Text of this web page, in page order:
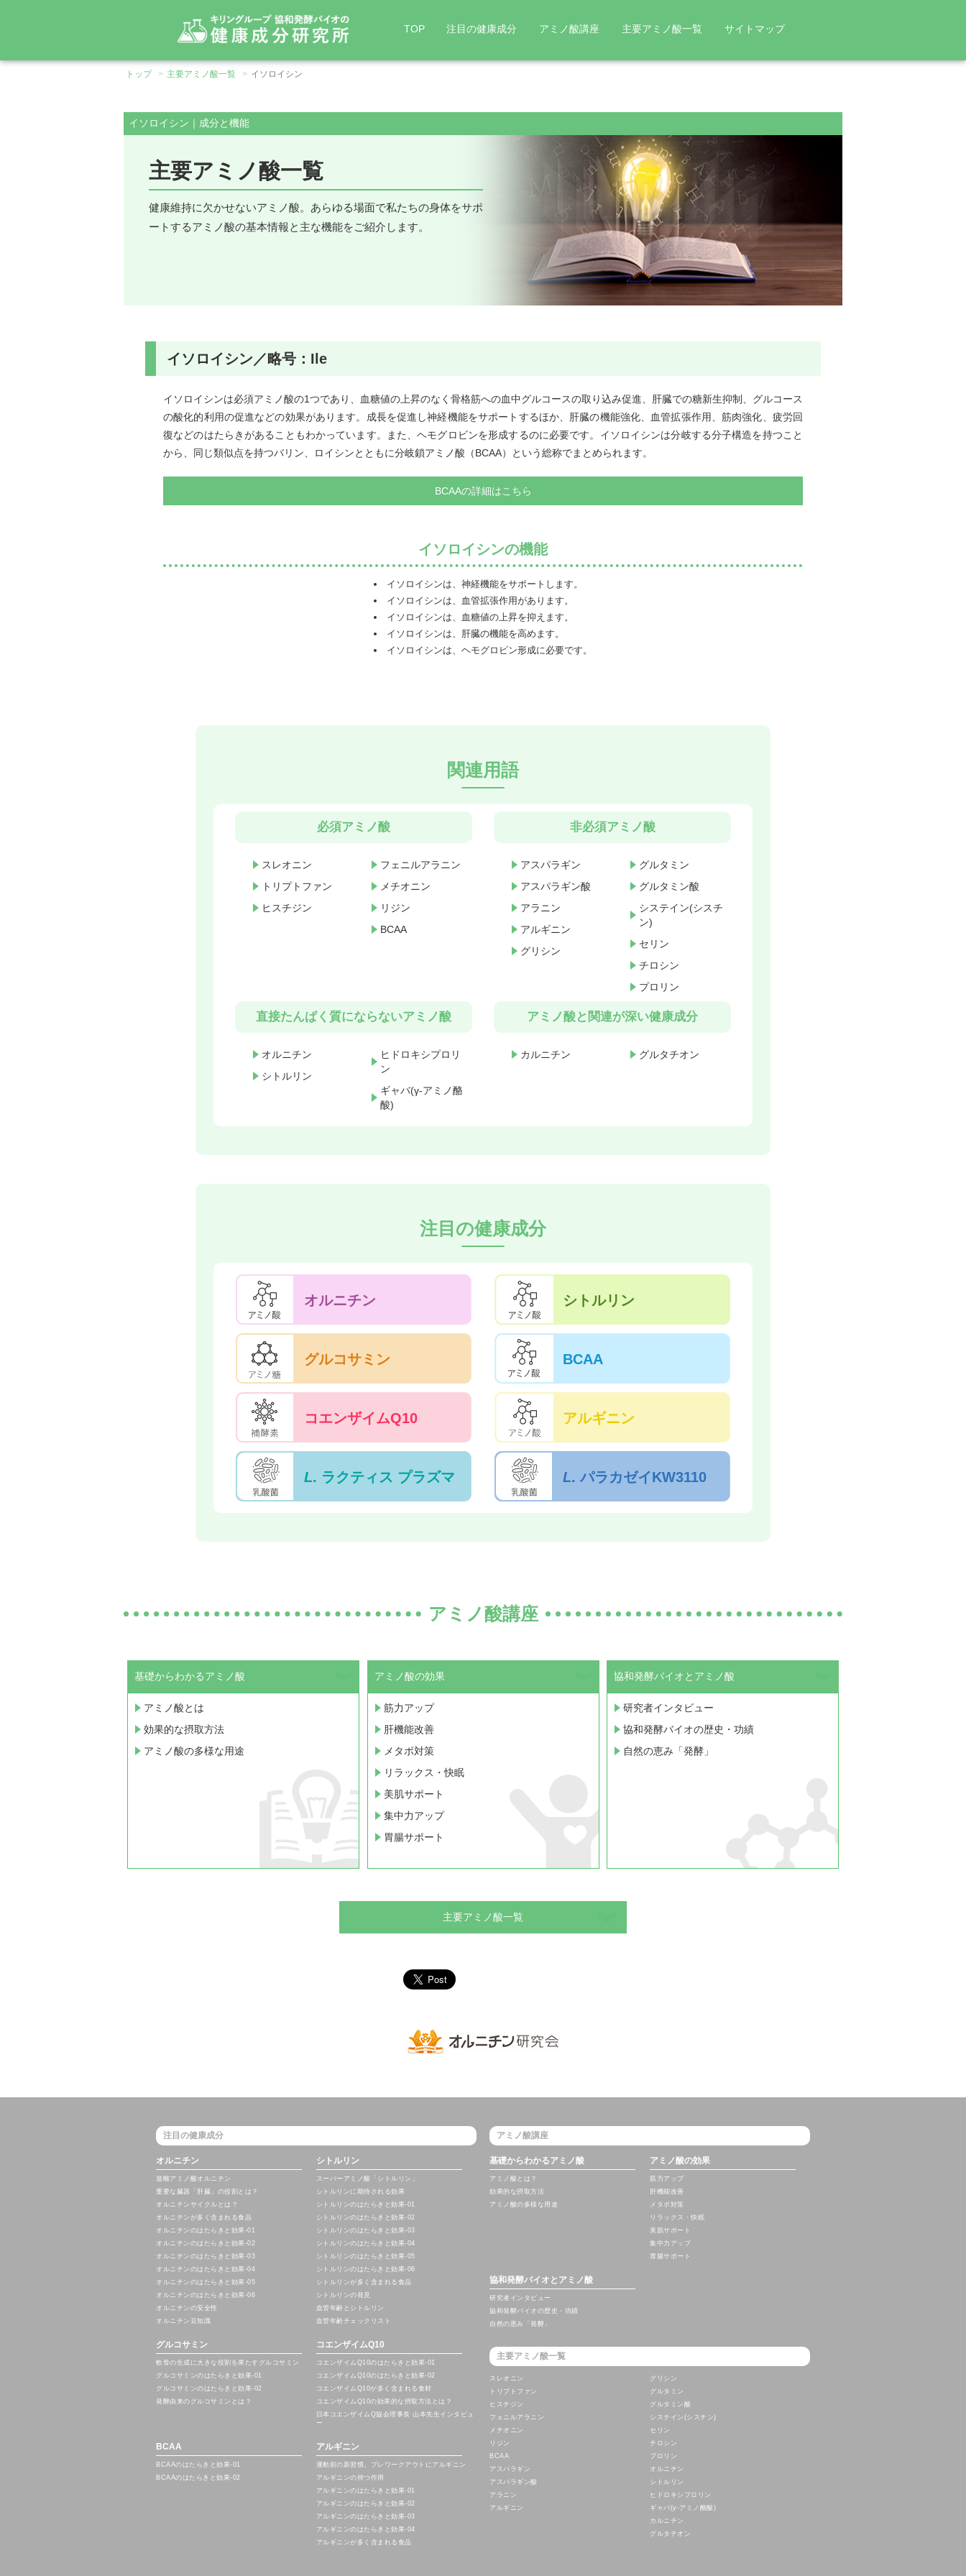
TOP 注目の健康成分
オルニチン シトルリン BCAA L. ラクティス
プラズマ
L
アミノ酸講座
基礎からわかるアミノ酸
> アミノ酸とは
> 効果的な摂取方法
アミノ酸の効果
> 筋力アップ
> 集中力アップ
> 胃腸サポート
協和発酵バイオとアミノ酸
> 研究者インタビュー
> 協和発酵バイオの歴史・功績
> 自然の恵み「発酵」
主要アミノ酸一覧
必須アミノ酸
> トリプトファン
> ヒスチジン
> メチオニン
> リジン
> BCAA
非必須アミノ酸
> アルギニン
> グリシン
直接タンパク質にならないアミノ酸
> オルニチン
> シトルリン
> ヒドロキシプロリン
> ギャバ(γ-アミノ酪酸)
アミノ酸と関連が深い健康成分
> カルニチン
> グルタチオン
サイトマップ
トップ 主要アミノ酸一覧 イソロイシン
イソロイシン｜成分と機能
主要アミノ酸一覧
健康維持に欠かせないアミノ酸。あらゆる場面で私たちの身体をサポ
ートするアミノ酸の基本情報と主な機能をご紹介します。
イソロイシン／略号：Ile
イソロイシンは必須アミノ酸の1つであり、血糖値の上昇のなく骨格筋への血中グルコースの取り込み促進、肝臓での糖新生抑制、グルコース
の酸化的利用の促進などの効果があります。成長を促進し神経機能をサポートするほか、肝臓の機能強化、血管拡張作用、筋肉強化、疲労回
復などのはたらきがあることもわかっています。また、ヘモグロビンを形成するのに必要です。イソロイシンは分岐する分子構造を持つこと
から、同じ類似点を持つバリン、ロイシンとともに分岐鎖アミノ酸（BCAA）という総称でまとめられます。
BCAAの詳細はこちら
イソロイシンの機能
イソロイシンは、神経機能をサポートします。
イソロイシンは、血管拡張作用があります。
イソロイシンは、血糖値の上昇を抑えます。
イソロイシンは、肝臓の機能を高めます。
イソロイシンは、ヘモグロビン形成に必要です。
関連用語
必須アミノ酸
スレオニン
トリプトファン
ヒスチジン
フェニルアラニン
メチオニン
リジン
BCAA
非必須アミノ酸
アスパラギン
アスパラギン酸
アラニン
アルギニン
グリシン
グルタミン
グルタミン酸
システイン(シスチ
ン)
セリン
チロシン
プロリン
直接たんぱく質にならないアミノ酸
オルニチン
シトルリン
ヒドロキシプロリ
ン
ギャバ(γ-アミノ酪
酸)
アミノ酸と関連が深い健康成分
カルニチン グルタチオン
注目の健康成分
オルニチン シトルリン
グルコサミン BCAA
コエンザイムQ10 アルギニン
L. ラクティス プラズマ L. パラカゼイKW3110
アミノ酸講座
基礎からわかるアミノ酸
アミノ酸とは
効果的な摂取方法
アミノ酸の多様な用途
アミノ酸の効果
筋力アップ
肝機能改善
メタボ対策
リラックス・快眠
美肌サポート
集中力アップ
胃腸サポート
協和発酵バイオとアミノ酸
研究者インタビュー
協和発酵バイオの歴史・功績
自然の恵み「発酵」
主要アミノ酸一覧
注目の健康成分
オルニチン
遊離アミノ酸オルニチン
重要な臓器「肝臓」の役割とは？
オルニチンサイクルとは？
オルニチンが多く含まれる食品
オルニチンのはたらきと効果-01
オルニチンのはたらきと効果-02
オルニチンのはたらきと効果-03
オルニチンのはたらきと効果-04
オルニチンのはたらきと効果-05
オルニチンのはたらきと効果-06
オルニチンの安全性
オルニチン豆知識
シトルリン
スーパーアミノ酸「シトルリン」
シトルリンに期待される効果
シトルリンのはたらきと効果-01
シトルリンのはたらきと効果-02
シトルリンのはたらきと効果-03
シトルリンのはたらきと効果-04
シトルリンのはたらきと効果-05
シトルリンのはたらきと効果-06
シトルリンが多く含まれる食品
シトルリンの発見
血管年齢とシトルリン
血管年齢チェックリスト
グルコサミン
軟骨の生成に大きな役割を果たすグルコサミン
グルコサミンのはたらきと効果-01
グルコサミンのはたらきと効果-02
発酵由来のグルコサミンとは？
コエンザイムQ10
コエンザイムQ10のはたらきと効果-01
コエンザイムQ10のはたらきと効果-02
コエンザイムQ10が多く含まれる食材
コエンザイムQ10の効果的な摂取方法とは？
日本コエンザイムQ協会理事長 山本先生インタビュ
ー
BCAA
BCAAのはたらきと効果-01
BCAAのはたらきと効果-02
アルギニン
運動前の新習慣。プレワークアウトにアルギニン
アルギニンの持つ作用
アルギニンのはたらきと効果-01
アルギニンのはたらきと効果-02
アルギニンのはたらきと効果-03
アルギニンのはたらきと効果-04
アルギニンが多く含まれる食品
アミノ酸講座
基礎からわかるアミノ酸
アミノ酸とは？
効果的な摂取方法
アミノ酸の多様な用途
アミノ酸の効果
筋力アップ
肝機能改善
メタボ対策
リラックス・快眠
美肌サポート
集中力アップ
胃腸サポート
協和発酵バイオとアミノ酸
研究者インタビュー
協和発酵バイオの歴史・功績
自然の恵み「発酵」
主要アミノ酸一覧
スレオニン
トリプトファン
ヒスチジン
フェニルアラニン
メチオニン
リジン
BCAA
アスパラギン
アスパラギン酸
アラニン
アルギニン
グリシン
グルタミン
グルタミン酸
システイン(シスチン)
セリン
チロシン
プロリン
オルニチン
シトルリン
ヒドロキシプロリン
ギャバ(γ-アミノ酪酸)
カルニチン
グルタチオン